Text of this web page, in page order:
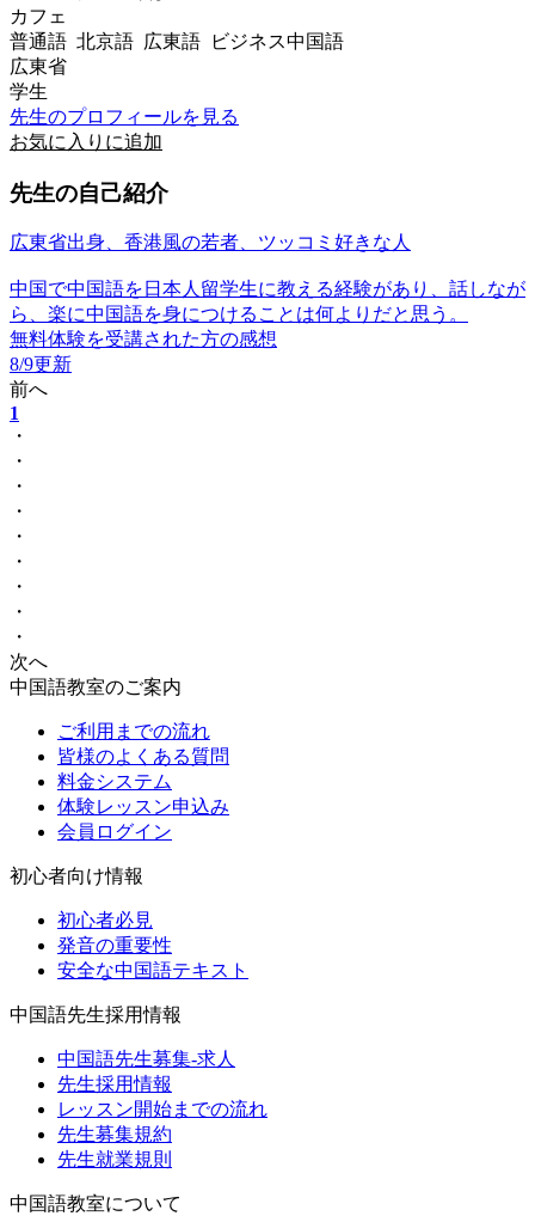
カフェ
普通語 北京語 広東語 ビジネス中国語
広東省
学生
先生のプロフィールを見る
お気に入りに追加
先生の自己紹介
広東省出身、香港風の若者、ツッコミ好きな人
中国で中国語を日本人留学生に教える経験があり、話しなが
ら、楽に中国語を身につけることは何よりだと思う。
無料体験を受講された方の感想
8/9更新
前へ
1
・
・
・
・
・
・
・
・
・
次へ
中国語教室のご案内
ご利用までの流れ
皆様のよくある質問
料金システム
体験レッスン申込み
会員ログイン
初心者向け情報
初心者必見
発音の重要性
安全な中国語テキスト
中国語先生採用情報
中国語先生募集-求人
先生採用情報
レッスン開始までの流れ
先生募集規約
先生就業規則
中国語教室について